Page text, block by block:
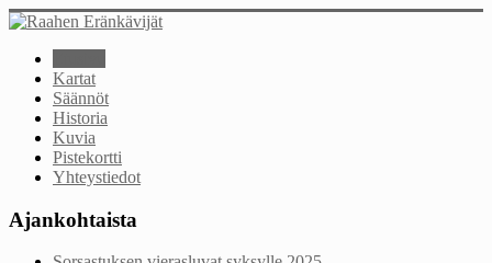
Kartat
Säännöt
Historia
Kuvia
Pistekortti
Yhteystiedot
Ajankohtaista